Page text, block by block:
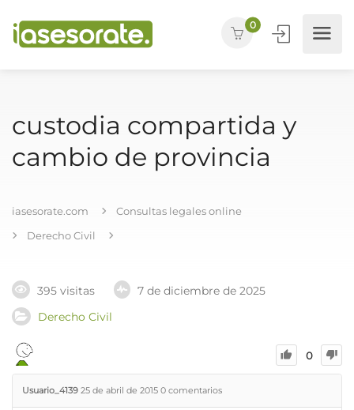
0
custodia compartida y
cambio de provincia
iasesorate.com
Consultas legales online
Derecho Civil
395 visitas
7 de diciembre de 2025
Derecho Civil
0
Usuario_4139 25 de abril de 2015 0 comentarios